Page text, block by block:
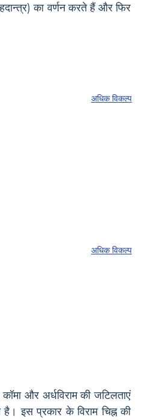
का वर्णन करते हैं और फिर
अधिक विकल्प
अधिक विकल्प
और अर्धविराम की जटिलताएं
इस प्रकार के विराम चिह्न की